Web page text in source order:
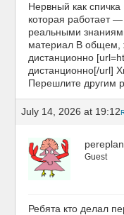
Нервный как
которая работает
реальными
материал В общем,
дистанционно
дистанционно[/url]
Перешлите другим
July 14, 2026 at 19:12
Guest
Ребята кто делал